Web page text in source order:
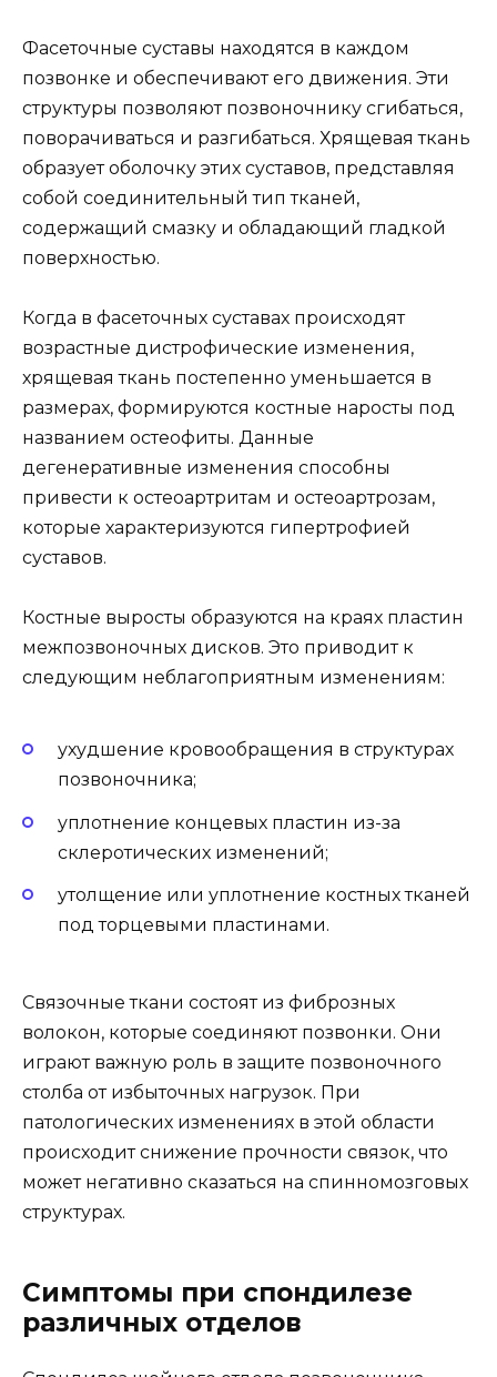
Фасеточные суставы находятся в каждом
позвонке и обеспечивают его движения. Эти
структуры позволяют позвоночнику сгибаться,
поворачиваться и разгибаться. Хрящевая ткань
образует оболочку этих суставов, представляя
собой соединительный тип тканей,
содержащий смазку и обладающий гладкой
поверхностью.
Когда в фасеточных суставах происходят
возрастные дистрофические изменения,
хрящевая ткань постепенно уменьшается в
размерах, формируются костные наросты под
названием остеофиты. Данные
дегенеративные изменения способны
привести к остеоартритам и остеоартрозам,
которые характеризуются гипертрофией
суставов.
Костные выросты образуются на краях пластин
межпозвоночных дисков. Это приводит к
следующим неблагоприятным изменениям:
ухудшение кровообращения в структурах
позвоночника;
уплотнение концевых пластин из-за
склеротических изменений;
утолщение или уплотнение костных тканей
под торцевыми пластинами.
Связочные ткани состоят из фиброзных
волокон, которые соединяют позвонки. Они
играют важную роль в защите позвоночного
столба от избыточных нагрузок. При
патологических изменениях в этой области
происходит снижение прочности связок, что
может негативно сказаться на спинномозговых
структурах.
Симптомы при спондилезе
различных отделов